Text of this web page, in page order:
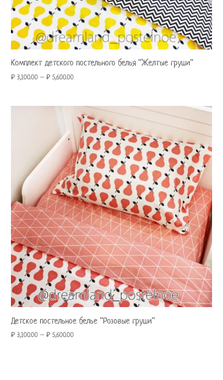
Комплект детского постельного белья “Желтые груши”
₽ 3,100.00 –₽ 5,600.00
Детское постельное белье “Розовые груши”
₽ 3,100.00 –₽ 5,600.00